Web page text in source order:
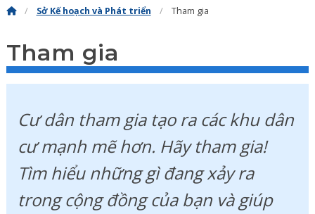
Sở Kế hoạch và Phát triển Tham gia
Tham gia
Cư dân tham gia tạo ra các khu dân
cư mạnh mẽ hơn. Hãy tham gia!
Tìm hiểu những gì đang xảy ra
trong cộng đồng của bạn và giúp